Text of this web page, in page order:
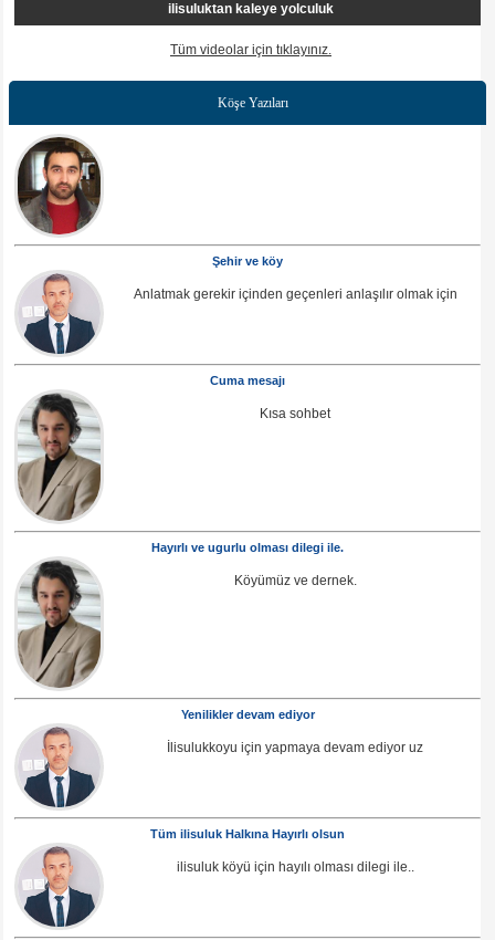
ilisuluktan kaleye yolculuk
Tüm videolar için tıklayınız.
Köşe Yazıları
Şehir ve köy
Anlatmak gerekir içinden geçenleri anlaşılır olmak için
Cuma mesajı
Kısa sohbet
Hayırlı ve ugurlu olması dilegi ile.
Köyümüz ve dernek.
Yenilikler devam ediyor
İlisulukkoyu için yapmaya devam ediyor uz
Tüm ilisuluk Halkına Hayırlı olsun
ilisuluk köyü için hayılı olması dilegi ile..